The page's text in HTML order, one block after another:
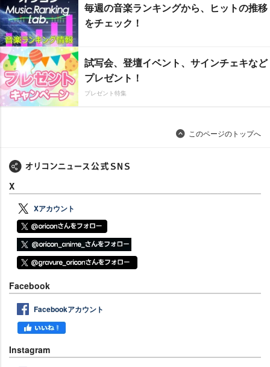
毎週の音楽ランキングから、ヒットの推移
をチェック！
試写会、登壇イベント、サインチェキなど
プレゼント！
プレゼント特集
このページのトップへ
X
Xアカウント
Facebook
Facebookアカウント
Instagram